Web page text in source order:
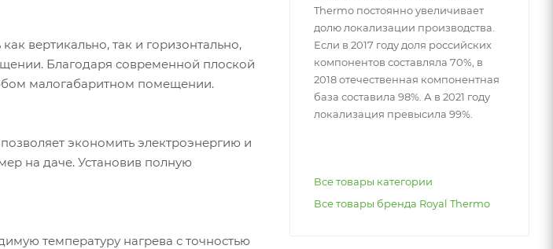
вертикально, так и горизонтально,
Благодаря современной плоской
малогабаритном помещении.
экономить электроэнергию и
на даче. Установив полную
температуру нагрева с точностью
Thermo постоянно увеличивает
долю локализации производства.
Если в 2017 году доля российских
компонентов составляла 70%, в
2018 отечественная компонентная
база составила 98%. А в 2021 году
локализация превысила 99%.
Все товары категории
Все товары бренда Royal Thermo